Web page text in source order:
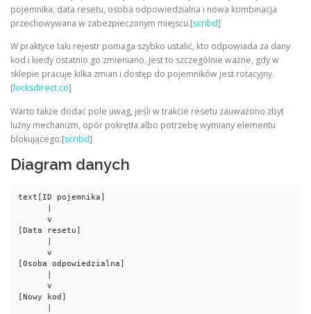
pojemnika, data resetu, osoba odpowiedzialna i nowa kombinacja
przechowywana w zabezpieczonym miejscu.[scribd]
W praktyce taki rejestr pomaga szybko ustalić, kto odpowiada za dany
kod i kiedy ostatnio go zmieniano. Jest to szczególnie ważne, gdy w
sklepie pracuje kilka zmian i dostęp do pojemników jest rotacyjny.
[locksdirect.co]
Warto także dodać pole uwag, jeśli w trakcie resetu zauważono zbyt
luźny mechanizm, opór pokrętła albo potrzebę wymiany elementu
blokującego.[scribd]
Diagram danych
text [ID pojemnika]
      v
[Data resetu]
      v
[Osoba odpowiedzialna]
      v
[Nowy kod]